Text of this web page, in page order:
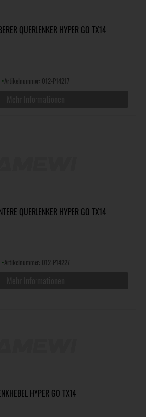
QUERLENKER HYPER GO TX14
•Artikelnummer: 012-P14217
QUERLENKER HYPER GO TX14
•Artikelnummer: 012-P14227
HYPER GO TX14